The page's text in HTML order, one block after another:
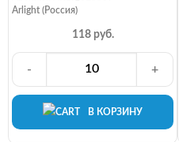
Arlight (Россия)
118 руб.
В КОРЗИНУ
- +